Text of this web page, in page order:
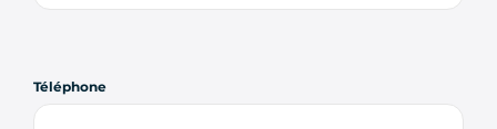
Téléphone